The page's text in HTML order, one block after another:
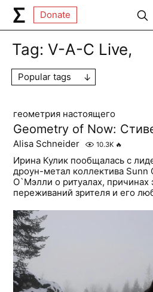
Donate
Tag:V-A-C Live,
Popular tags
геометрия настоящего
Geometry of Now:
Alisa Schneider 10.3K 🔥
Ирина Кулик пообщалась с
дроун-метал коллектива Sunn
О`Мэлли о ритуалах, причинах
переживаний зрителя и его